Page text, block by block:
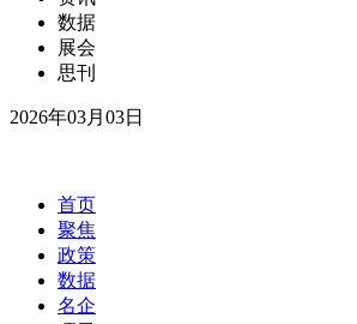
数据
展会
思刊
2026年03月03日
首页
聚焦
政策
数据
名企